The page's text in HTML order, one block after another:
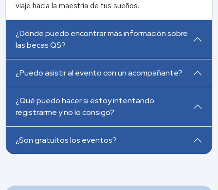
viaje hacia la maestría de tus sueños.
¿Dónde puedo encontrar más información sobre
las becas QS?
¿Puedo asistir al evento con un acompañante?
¿Qué puedo hacer si estoy intentando
registrarme y no lo consigo?
¿Son gratuitos los eventos?